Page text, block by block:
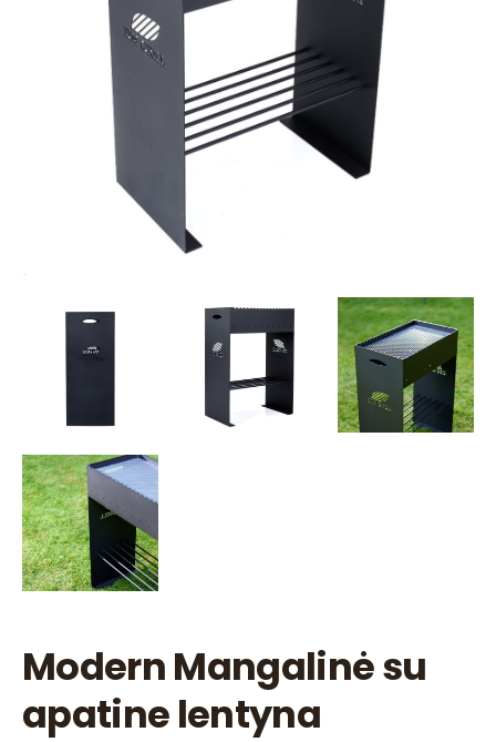
Modern Mangalinė su
apatine lentyna